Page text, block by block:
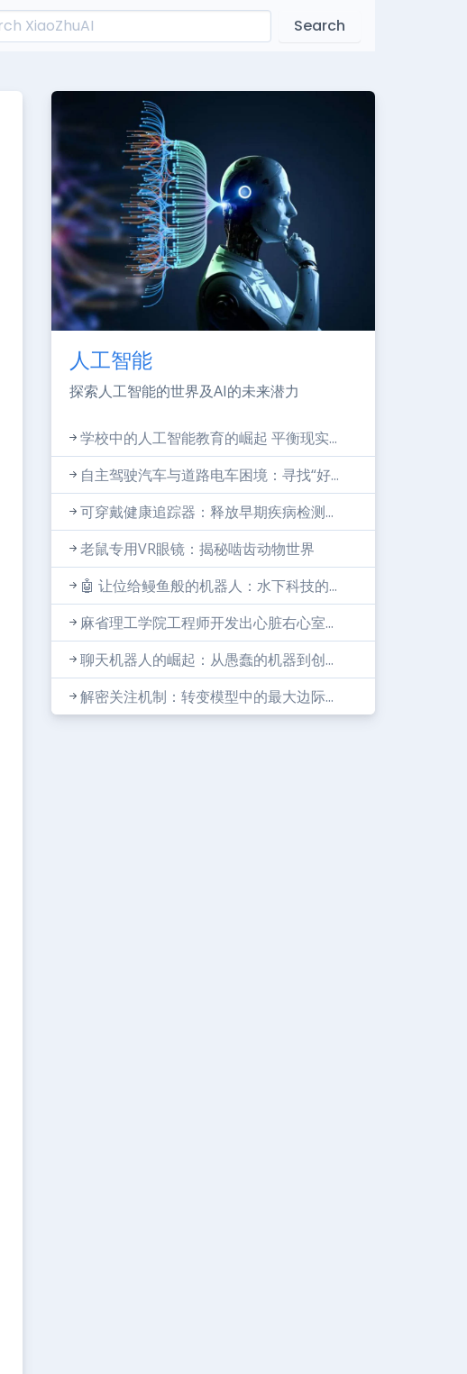
Search
人工智能
探索人工智能的世界及AI的未来潜力
学校中的人工智能教育的崛起 平衡现实...
自主驾驶汽车与道路电车困境：寻找“好...
可穿戴健康追踪器：释放早期疾病检测...
老鼠专用VR眼镜：揭秘啮齿动物世界
🤖 让位给鳗鱼般的机器人：水下科技的...
麻省理工学院工程师开发出心脏右心室...
聊天机器人的崛起：从愚蠢的机器到创...
解密关注机制：转变模型中的最大边际...